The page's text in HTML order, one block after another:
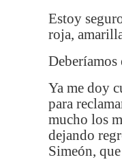
Estoy
roja,
Ya me doy
para
mucho los
dejando
Simeón,